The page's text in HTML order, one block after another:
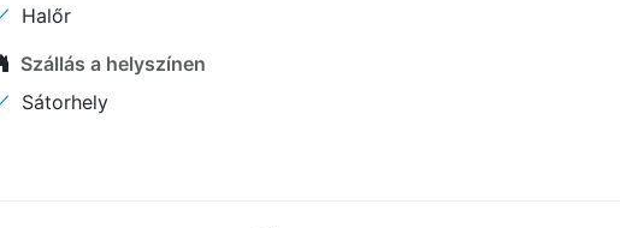
Halőr
Szállás a helyszínen
Sátorhely